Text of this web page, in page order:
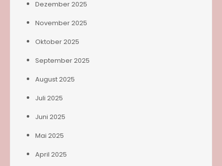
Dezember 2025
November 2025
Oktober 2025
September 2025
August 2025
Juli 2025
Juni 2025
Mai 2025
April 2025